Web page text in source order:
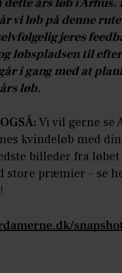
dette års løb i Århus.
vi løb på denne
jeres
løbspladsen til
i gang med at
løb.
Vi vil gerne se
kvindeløb med
billeder fra løbet
store præmier – se